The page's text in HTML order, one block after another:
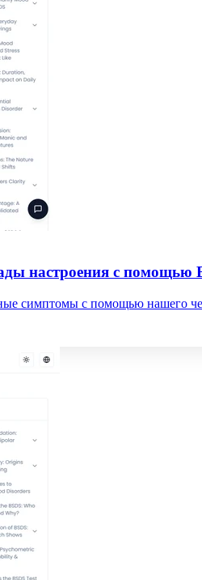
настроения с помощью
симптомы с помощью нашего